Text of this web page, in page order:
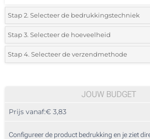
Stap 2. Selecteer de bedrukkingstechniek
*Selecteer de bedrukking en kleuren van het logo:
1 Kleur (Op de houder)
3 Kleuren (Op de houder)
Stap 3. Selecteer de hoeveelheid
*Selecteer uit de lijst of voeg het gewenste aantal
20
Stap 4. Selecteer de verzendmethode
JOUW BUDGET
Prijs vanaf:€ 3,83
Configureer de product bedrukking en je ziet